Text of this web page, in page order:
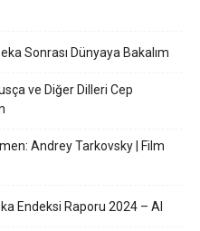
Sonrası Dünyaya Bakalım
ve Diğer Dilleri Cep
Andrey Tarkovsky | Film
Endeksi Raporu 2024 – AI